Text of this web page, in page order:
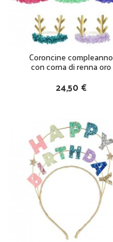
Coroncine compleanno
con corna di renna oro
24,50 €